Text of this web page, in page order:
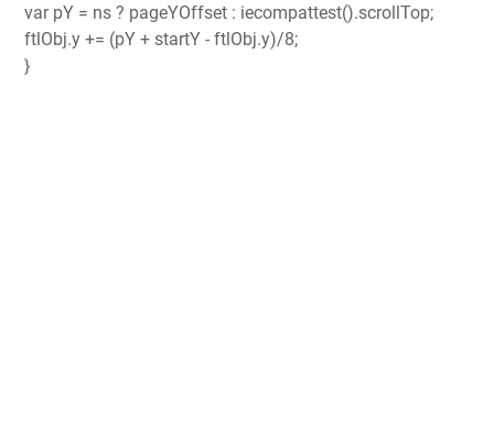
var pY = ns ? pageYOffset : iecompattest().scrollTop;
ftlObj.y += (pY + startY - ftlObj.y)/8;
}